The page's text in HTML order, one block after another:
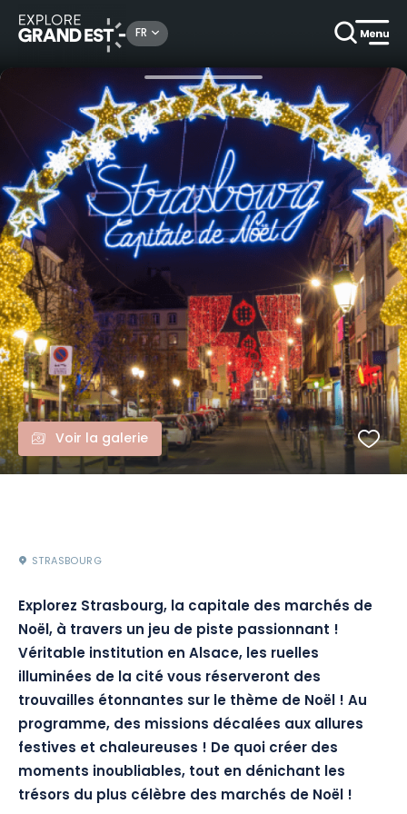
FR
Activités ludiques Jeu de piste au marché de Noël de Strasbourg
Voir la galerie
STRASBOURG
Explorez Strasbourg, la capitale des marchés de
Noël, à travers un jeu de piste passionnant !
Véritable institution en Alsace, les ruelles
illuminées de la cité vous réserveront des
trouvailles étonnantes sur le thème de Noël ! Au
programme, des missions décalées aux allures
festives et chaleureuses ! De quoi créer des
moments inoubliables, tout en dénichant les
trésors du plus célèbre des marchés de Noël !